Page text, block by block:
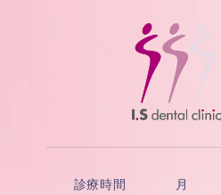
診療時間 月